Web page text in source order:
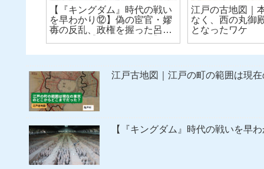
【『キングダム』時代の戦い
を早わかり⑫】偽の宦官・嫪
毐の反乱、政権を握った呂不
江戸の古地図｜
なく、西の丸御
となったワケ
江戸古地図｜江戸の町の範囲は現
【『キングダム』時代の戦いを早